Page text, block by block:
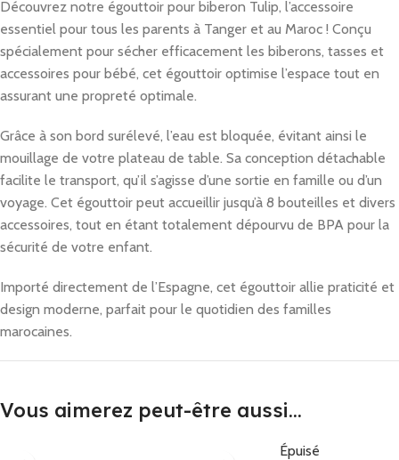
Découvrez notre égouttoir pour biberon Tulip, l’accessoire
essentiel pour tous les parents à Tanger et au Maroc ! Conçu
spécialement pour sécher efficacement les biberons, tasses et
accessoires pour bébé, cet égouttoir optimise l’espace tout en
assurant une propreté optimale.
Grâce à son bord surélevé, l’eau est bloquée, évitant ainsi le
mouillage de votre plateau de table. Sa conception détachable
facilite le transport, qu’il s’agisse d’une sortie en famille ou d’un
voyage. Cet égouttoir peut accueillir jusqu’à 8 bouteilles et divers
accessoires, tout en étant totalement dépourvu de BPA pour la
sécurité de votre enfant.
Importé directement de l’Espagne, cet égouttoir allie praticité et
design moderne, parfait pour le quotidien des familles
marocaines.
Vous aimerez peut-être aussi…
Épuisé